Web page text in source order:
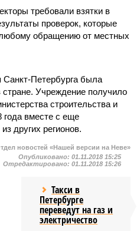
требовали взятки в
проверок, которые
обращению от местных
Петербурга была
Учреждение получило
строительства и
года вместе с еще
других регионов.
новостей «Нашей версии на Неве»
Опубликовано: 01.11.2018 15:25
Отредактировано: 01.11.2018 15:26
Такси в
Петербурге
переведут на газ и
электричество